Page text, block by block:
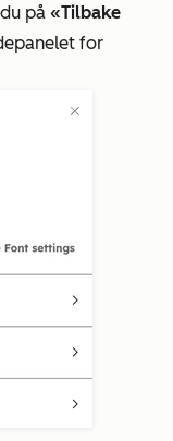
på «Tilbake
for